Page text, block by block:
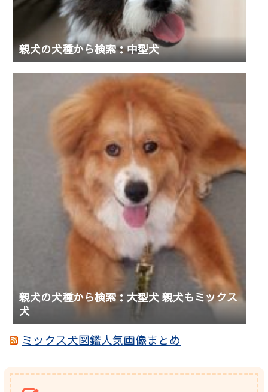
親犬の犬種から検索：中型犬
親犬の犬種から検索：大型犬 親犬もミックス
犬
ミックス犬図鑑人気画像まとめ